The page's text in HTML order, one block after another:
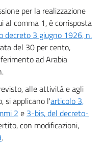
per la realizzazione
comma 1, è corrisposta
decreto 3 giugno 1926, n.
del 30 per cento,
ad Arabia
alle attività e agli
si applicano l'articolo 3,
2 e 3-bis, del decreto-
con modificazioni,
.